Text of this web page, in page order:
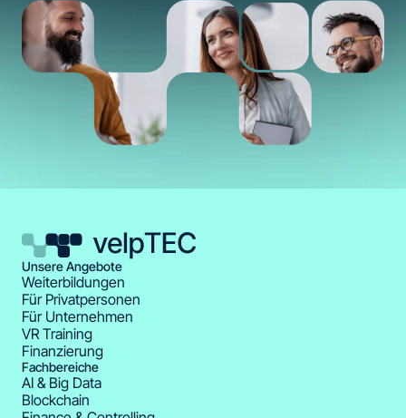
Unsere Angebote
Weiterbildungen
Für Privatpersonen
Für Unternehmen
VR Training
Finanzierung
Fachbereiche
AI & Big Data
Blockchain